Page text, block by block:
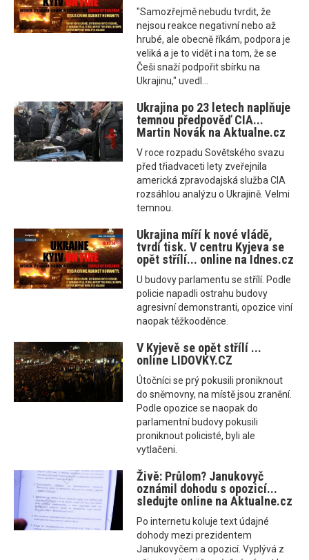
"Samozřejmě nebudu tvrdit, že
nejsou reakce negativní nebo až
hrubé, ale obecně říkám, podpora je
veliká a je to vidět i na tom, že se
Češi snaží podpořit sbírku na
Ukrajinu," uvedl...
Ukrajina po 23 letech naplňuje
temnou předpověď CIA...
Martin Novák na Aktualne.cz
V roce rozpadu Sovětského svazu
před třiadvaceti lety zveřejnila
americká zpravodajská služba CIA
rozsáhlou analýzu o Ukrajině. Velmi
temnou.
Ukrajina míří k nové vládě,
tvrdí tisk. V centru Kyjeva se
opět střílí... online na Idnes.cz
U budovy parlamentu se střílí. Podle
policie napadli ostrahu budovy
agresivní demonstranti, opozice viní
naopak těžkooděnce.
V Kyjevě se opět střílí ...
online LIDOVKY.CZ
Útočníci se prý pokusili proniknout
do sněmovny, na místě jsou zranění.
Podle opozice se naopak do
parlamentní budovy pokusili
proniknout policisté, byli ale
vytlačeni.
Živě: Průlom? Janukovyč
oznámil dohodu s opozicí...
sledujte online na Aktualne.cz
Po internetu koluje text údajné
dohody mezi prezidentem
Janukovyčem a opozicí. Vyplývá z